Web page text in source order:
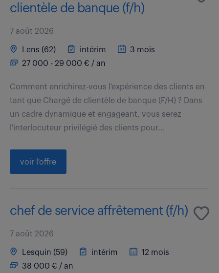
clientèle de banque (f/h)
7 août 2026
Lens (62) intérim
3 mois
27 000 - 29 000 € / an
Comment enrichirez-vous l'expérience des clients en
tant que Chargé de clientèle de banque (F/H) ? Dans
un cadre dynamique et engageant, vous serez
l'interlocuteur privilégié des clients pour...
voir l'offre
chef de service affrêtement (f/h)
7 août 2026
Lesquin (59) intérim
12 mois
38 000 € / an